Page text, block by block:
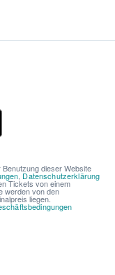
dieser Website
Datenschutzerklärung
Tickets von einem
werden von den
liegen.